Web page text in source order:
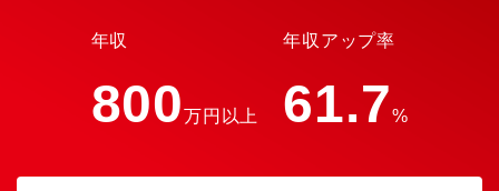
連携により、税務会計から資金調達、人事労務、幹部教育、事業
年収
800万円以上
年収アップ率
61.7%